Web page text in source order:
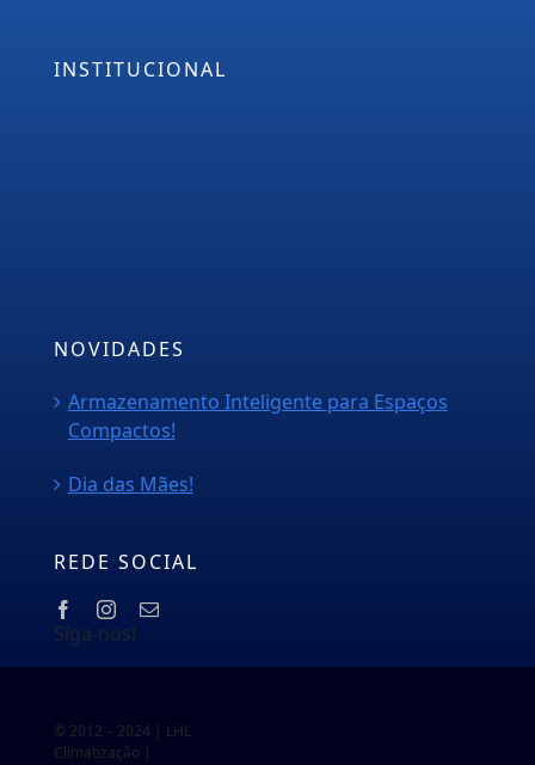
INSTITUCIONAL
NOVIDADES
Armazenamento Inteligente para Espaços
Compactos!
Dia das Mães!
REDE SOCIAL
Siga-nos!
© 2012 – 2024 | LHL
Climatização |